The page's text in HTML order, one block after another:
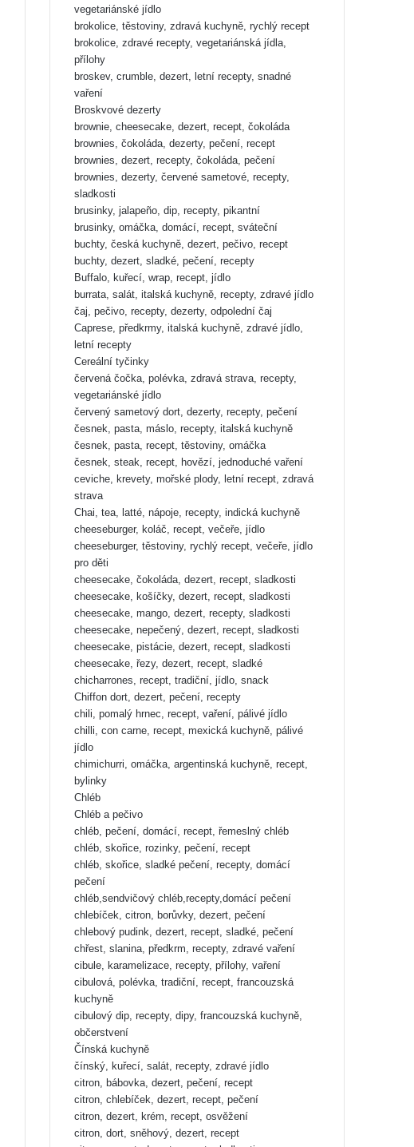
vegetariánské jídlo
brokolice, těstoviny, zdravá kuchyně, rychlý recept
brokolice, zdravé recepty, vegetariánská jídla,
přílohy
broskev, crumble, dezert, letní recepty, snadné
vaření
Broskvové dezerty
brownie, cheesecake, dezert, recept, čokoláda
brownies, čokoláda, dezerty, pečení, recept
brownies, dezert, recepty, čokoláda, pečení
brownies, dezerty, červené sametové, recepty,
sladkosti
brusinky, jalapeño, dip, recepty, pikantní
brusinky, omáčka, domácí, recept, sváteční
buchty, česká kuchyně, dezert, pečivo, recept
buchty, dezert, sladké, pečení, recepty
Buffalo, kuřecí, wrap, recept, jídlo
burrata, salát, italská kuchyně, recepty, zdravé jídlo
čaj, pečivo, recepty, dezerty, odpolední čaj
Caprese, předkrmy, italská kuchyně, zdravé jídlo,
letní recepty
Cereální tyčinky
červená čočka, polévka, zdravá strava, recepty,
vegetariánské jídlo
červený sametový dort, dezerty, recepty, pečení
česnek, pasta, máslo, recepty, italská kuchyně
česnek, pasta, recept, těstoviny, omáčka
česnek, steak, recept, hovězí, jednoduché vaření
ceviche, krevety, mořské plody, letní recept, zdravá
strava
Chai, tea, latté, nápoje, recepty, indická kuchyně
cheeseburger, koláč, recept, večeře, jídlo
cheeseburger, těstoviny, rychlý recept, večeře, jídlo
pro děti
cheesecake, čokoláda, dezert, recept, sladkosti
cheesecake, košíčky, dezert, recept, sladkosti
cheesecake, mango, dezert, recepty, sladkosti
cheesecake, nepečený, dezert, recept, sladkosti
cheesecake, pistácie, dezert, recept, sladkosti
cheesecake, řezy, dezert, recept, sladké
chicharrones, recept, tradiční, jídlo, snack
Chiffon dort, dezert, pečení, recepty
chili, pomalý hrnec, recept, vaření, pálivé jídlo
chilli, con carne, recept, mexická kuchyně, pálivé
jídlo
chimichurri, omáčka, argentinská kuchyně, recept,
bylinky
Chléb
Chléb a pečivo
chléb, pečení, domácí, recept, řemeslný chléb
chléb, skořice, rozinky, pečení, recept
chléb, skořice, sladké pečení, recepty, domácí
pečení
chléb,sendvičový chléb,recepty,domácí pečení
chlebíček, citron, borůvky, dezert, pečení
chlebový pudink, dezert, recept, sladké, pečení
chřest, slanina, předkrm, recepty, zdravé vaření
cibule, karamelizace, recepty, přílohy, vaření
cibulová, polévka, tradiční, recept, francouzská
kuchyně
cibulový dip, recepty, dipy, francouzská kuchyně,
občerstvení
Čínská kuchyně
čínský, kuřecí, salát, recepty, zdravé jídlo
citron, bábovka, dezert, pečení, recept
citron, chlebíček, dezert, recept, pečení
citron, dezert, krém, recept, osvěžení
citron, dort, sněhový, dezert, recept